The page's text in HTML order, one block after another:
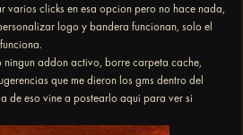
varios clicks en esa opcion pero no hace nada,
logo y bandera funcionan, solo el
ningun addon activo, borre carpeta cache,
que me dieron los gms dentro del
de eso vine a postearlo aqui para ver si